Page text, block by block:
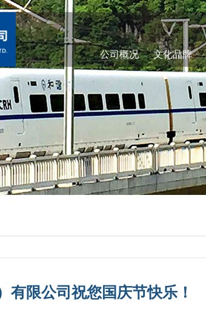
公司概况 文化品牌
有限公司祝您国庆节快乐！